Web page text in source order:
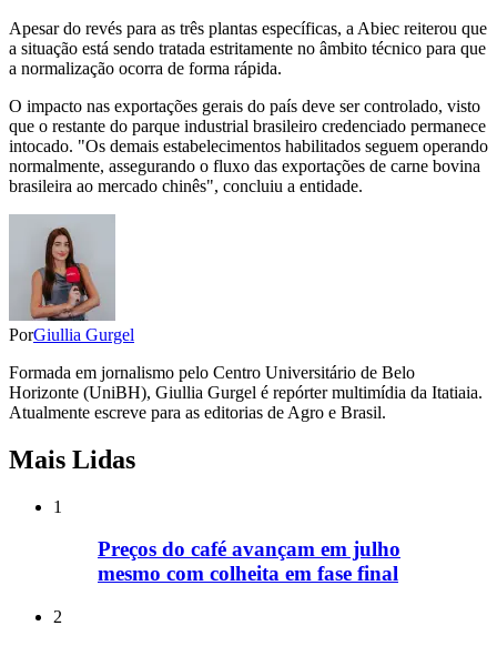
Apesar do revés para as três plantas específicas, a Abiec reiterou que
a situação está sendo tratada estritamente no âmbito técnico para que
a normalização ocorra de forma rápida.
O impacto nas exportações gerais do país deve ser controlado, visto
que o restante do parque industrial brasileiro credenciado permanece
intocado. "Os demais estabelecimentos habilitados seguem operando
normalmente, assegurando o fluxo das exportações de carne bovina
brasileira ao mercado chinês", concluiu a entidade.
PorGiullia Gurgel
Formada em jornalismo pelo Centro Universitário de Belo
Horizonte (UniBH), Giullia Gurgel é repórter multimídia da Itatiaia.
Atualmente escreve para as editorias de Agro e Brasil.
Mais Lidas
1
Preços do café avançam em julho
mesmo com colheita em fase final
2